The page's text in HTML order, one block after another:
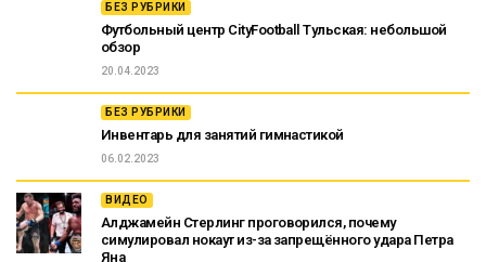
БЕЗ РУБРИКИ
Футбольный центр CityFootball Тульская: небольшой
обзор
20.04.2023
БЕЗ РУБРИКИ
Инвентарь для занятий гимнастикой
06.02.2023
ВИДЕО
Алджамейн Стерлинг проговорился, почему
симулировал нокаут из-за запрещённого удара Петра
Яна